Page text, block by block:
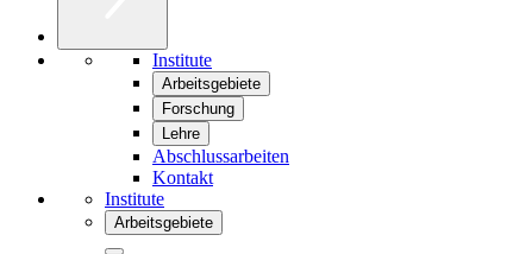
Institute
Arbeitsgebiete
Forschung
Lehre
Abschlussarbeiten
Kontakt
Institute
Arbeitsgebiete